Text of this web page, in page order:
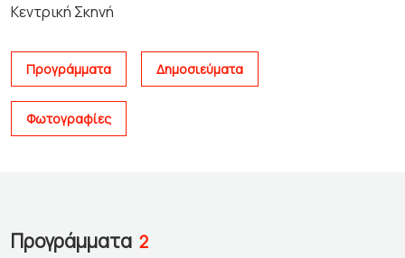
Κεντρική Σκηνή
Προγράμματα Δημοσιεύματα
Φωτογραφίες
Προγράμματα 2